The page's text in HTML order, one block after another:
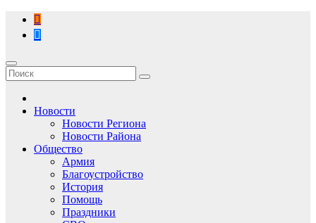
Перейти
содержимому
Новости
Новости Региона
Новости Района
Общество
Армия
Благоустройство
История
Помощь
Праздники